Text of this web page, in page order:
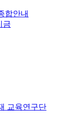
합안내
금
교육연구단